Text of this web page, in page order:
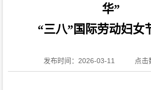
华”
“三八”国际劳动妇女
发布时间：2026-03-11 点击